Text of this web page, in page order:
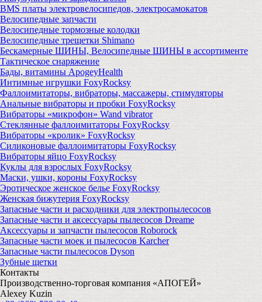
BMS платы электровелосипедов, электросамокатов
Велосипедные запчасти
Велосипедные тормозные колодки
Велосипедные трещетки Shimano
Бескамерные ШИНЫ, Велосипедные ШИНЫ в ассортименте
Тактическое снаряжение
Бады, витамины ApogeyHealth
Интимные игрушки FoxyRocksy
Фаллоимитаторы, вибраторы, массажеры, стимуляторы
Анальные вибраторы и пробки FoxyRocksy
Вибраторы «микрофон» Wand vibrator
Стеклянные фаллоимитаторы FoxyRocksy
Вибраторы «кролик» FoxyRocksy
Силиконовые фаллоимитаторы FoxyRocksy
Вибраторы яйцо FoxyRocksy
Куклы для взрослых FoxyRocksy
Маски, ушки, короны FoxyRocksy
Эротическое женское белье FoxyRocksy
Женская бижутерия FoxyRocksy
Запасные части и расходники для электропылесосов
Запасные части и аксессуары пылесосов Dreame
Аксессуары и запчасти пылесосов Roborock
Запасные части моек и пылесосов Karcher
Запасные части пылесосов Dyson
Зубные щетки
Контакты
Производственно-торговая компания «АПОГЕЙ»
Alexey Kuzin